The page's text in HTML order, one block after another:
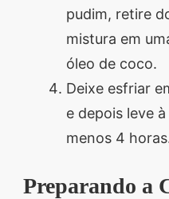
pudim, retire
mistura em
óleo de coco.
Deixe esfriar
e depois leve
menos 4
Preparando a